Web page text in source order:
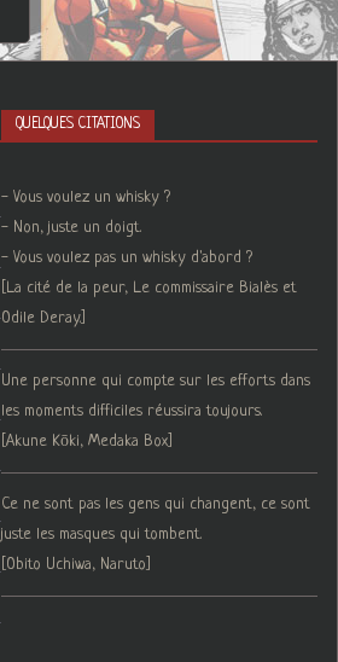
QUELQUES CITATIONS
- Vous voulez un whisky ?
- Non, juste un doigt.
- Vous voulez pas un whisky d'abord ?
[La cité de la peur, Le commissaire Bialès et
Odile Deray.]
Une personne qui compte sur les efforts dans
les moments difficiles réussira toujours.
[Akune Kōki, Medaka Box]
Ce ne sont pas les gens qui changent, ce sont
juste les masques qui tombent.
[Obito Uchiwa, Naruto]